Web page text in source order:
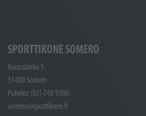
SPORTTIKONE SOMERO
Ruunalantie 5
31400 Somero
Puhelin: (02) 748 9300
somero@sporttikone.fi